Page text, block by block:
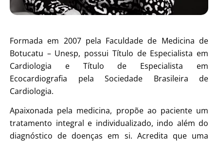
Formada em 2007 pela Faculdade de Medicina de
Botucatu – Unesp, possui Título de Especialista em
Cardiologia e Título de Especialista em
Ecocardiografia pela Sociedade Brasileira de
Cardiologia.
Apaixonada pela medicina, propõe ao paciente um
tratamento integral e individualizado, indo além do
diagnóstico de doenças em si. Acredita que uma